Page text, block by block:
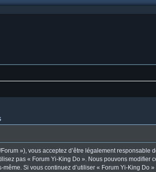
»), vous acceptez d’être légalement responsable
pas « Forum Yi-King Do ». Nous pouvons modifier
Si vous continuez d’utiliser « Forum Yi-King Do